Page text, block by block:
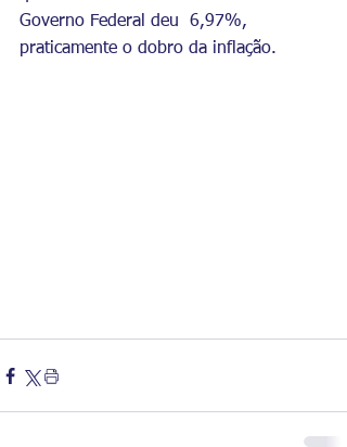
Governo Federal deu  6,97%,
praticamente o dobro da inflação.